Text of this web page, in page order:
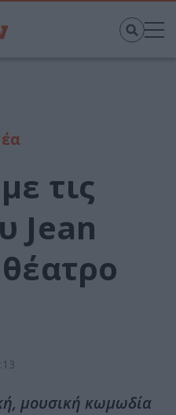
τις
Jean
μουσική κωμωδία